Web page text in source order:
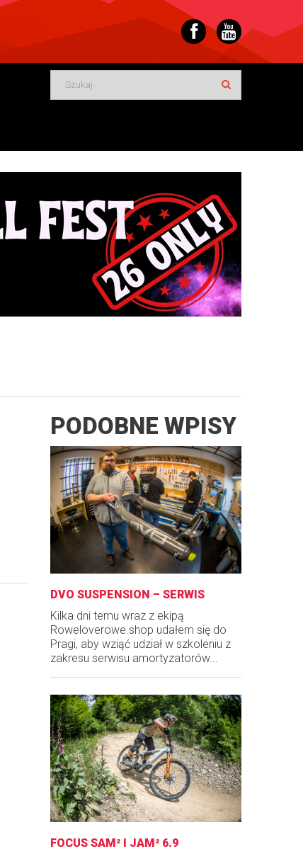
PODOBNE WPISY
DVO SUSPENSION – SERWIS
Kilka dni temu wraz z ekipą
Roweloverowe.shop udałem się do
Pragi, aby wziąć udział w szkoleniu z
zakresu serwisu amortyzatorów...
FOCUS SAM² I JAM² 6.9